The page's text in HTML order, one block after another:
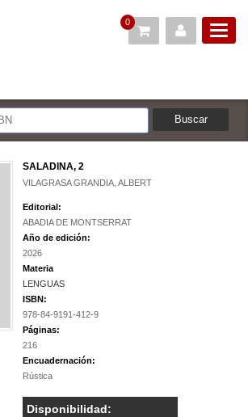
0
SALADINA, 2
VILAGRASA GRANDIA, ALBERT
Editorial:
ABADIA DE MONTSERRAT
Año de edición:
2026
Materia
LENGUAS
ISBN:
978-84-9191-412-9
Páginas:
216
Encuadernación:
Rústica
Disponibilidad: